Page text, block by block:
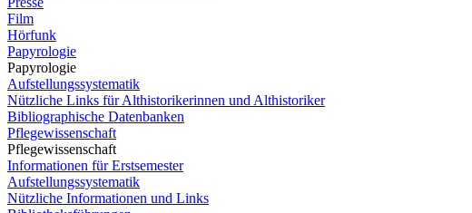
Film
Hörfunk
Papyrologie
Papyrologie
Aufstellungssystematik
Nützliche Links für Althistorikerinnen und Althistoriker
Bibliographische Datenbanken
Pflegewissenschaft
Pflegewissenschaft
Informationen für Erstsemester
Aufstellungssystematik
Nützliche Informationen und Links